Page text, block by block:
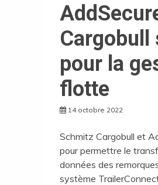
Cargobull
pour la
flotte
14 octobre 2022
Schmitz Cargobull et
pour permettre le
données des
système